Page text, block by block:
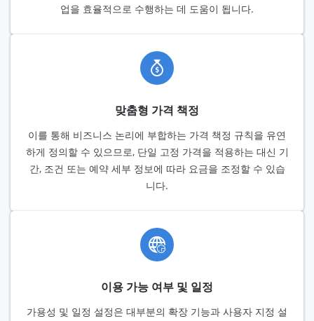
업을 효율적으로 수행하는 데 도움이 됩니다.
맞춤형 가격 책정
이를 통해 비즈니스 논리에 부합하는 가격 책정 규칙을 유연
하게 정의할 수 있으므로, 단일 고정 가격을 적용하는 대신 기
간, 조건 또는 예약 세부 정보에 따라 요금을 조정할 수 있습
니다.
이용 가능 여부 및 일정
가용성 및 일정 설정은 대부분의 확장 기능과 사용자 지정 설